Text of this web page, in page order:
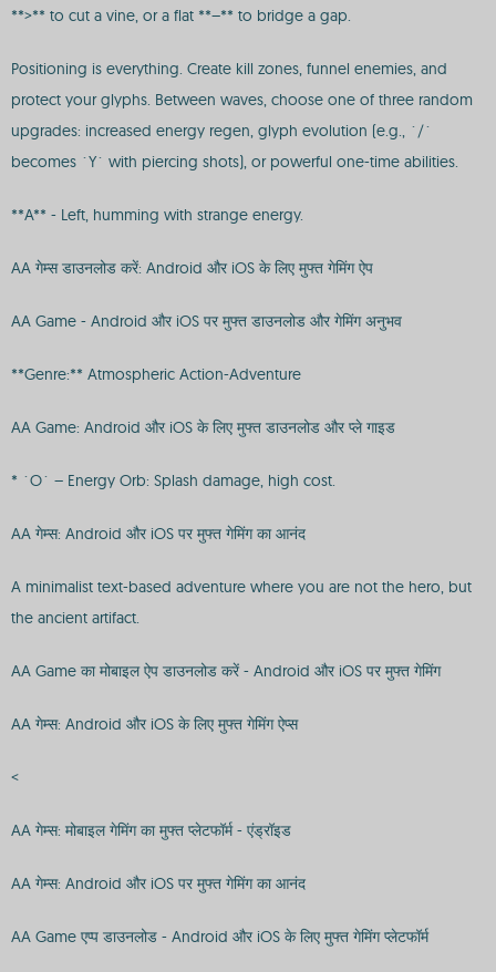
**>** to cut a vine, or a flat **–** to bridge a gap.
Positioning is everything. Create kill zones, funnel enemies, and
protect your glyphs. Between waves, choose one of three random
upgrades: increased energy regen, glyph evolution (e.g., `/`
becomes `Y` with piercing shots), or powerful one-time abilities.
**A** - Left, humming with strange energy.
AA गेम्स डाउनलोड करें: Android और iOS के लिए मुफ्त गेमिंग ऐप
AA Game - Android और iOS पर मुफ्त डाउनलोड और गेमिंग अनुभव
**Genre:** Atmospheric Action-Adventure
AA Game: Android और iOS के लिए मुफ्त डाउनलोड और प्ले गाइड
* `O` – Energy Orb: Splash damage, high cost.
AA गेम्स: Android और iOS पर मुफ्त गेमिंग का आनंद
A minimalist text-based adventure where you are not the hero, but
the ancient artifact.
AA Game का मोबाइल ऐप डाउनलोड करें - Android और iOS पर मुफ्त गेमिंग
AA गेम्स: Android और iOS के लिए मुफ्त गेमिंग ऐप्स
<
AA गेम्स: मोबाइल गेमिंग का मुफ्त प्लेटफॉर्म - एंड्रॉइड
AA गेम्स: Android और iOS पर मुफ्त गेमिंग का आनंद
AA Game एप्प डाउनलोड - Android और iOS के लिए मुफ्त गेमिंग प्लेटफॉर्म